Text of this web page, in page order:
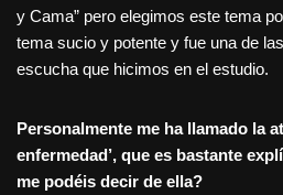
y Cama” pero elegimos este tema
tema sucio y potente y fue una de
escucha que hicimos en el estudio.
Personalmente me ha llamado la
enfermedad’, que es bastante
me podéis decir de ella?